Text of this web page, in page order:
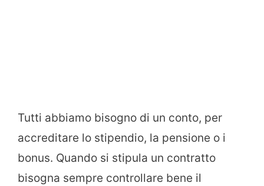
Tutti abbiamo bisogno di un conto, per
accreditare lo stipendio, la pensione o i
bonus. Quando si stipula un contratto
bisogna sempre controllare bene il